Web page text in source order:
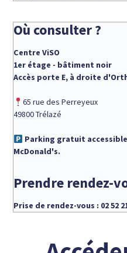
Où consulter ?
Centre ViSO
1er étage - bâtiment noir
Accès porte E, à droite
65 rue des Perreyeux
49800 Trélazé
Parking gratuit
McDonald's.
Prendre rendez-
Prise de rendez-vous : 02 52